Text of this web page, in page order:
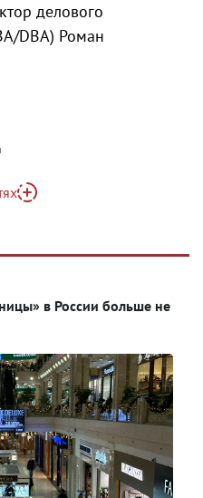
делового
DBA) Роман
в России больше не